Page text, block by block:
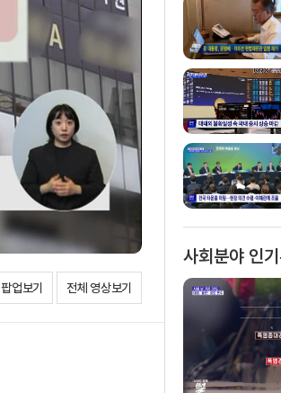
팝업보기 전체 영상보기
사회분야 인